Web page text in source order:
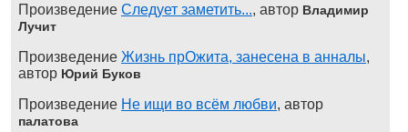
Произведение Следует заметить..., автор Владимир
Лучит
Произведение Жизнь прОжита, занесена в анналы,
автор Юрий Буков
Произведение Не ищи во всём любви, автор
палатова